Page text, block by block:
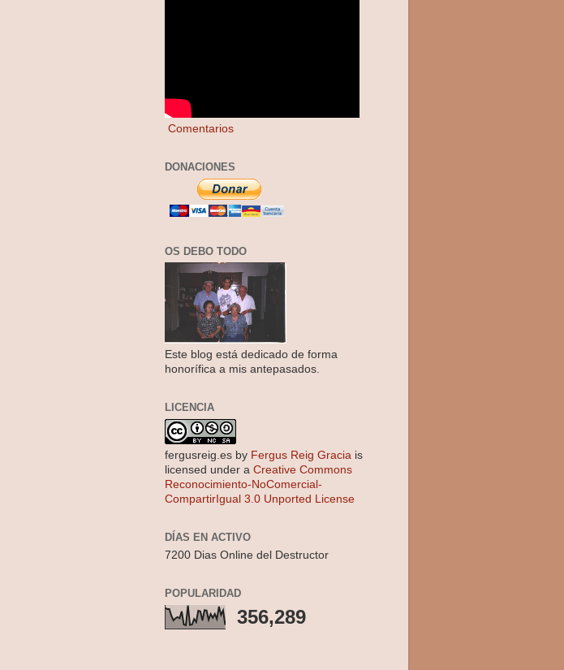
Comentarios
DONACIONES
OS DEBO TODO
Este blog está dedicado de forma
honorífica a mis antepasados.
LICENCIA
fergusreig.es by Fergus Reig Gracia is
licensed under a Creative Commons
Reconocimiento-NoComercial-
CompartirIgual 3.0 Unported License
DÍAS EN ACTIVO
7200 Dias Online del Destructor
POPULARIDAD
356,289